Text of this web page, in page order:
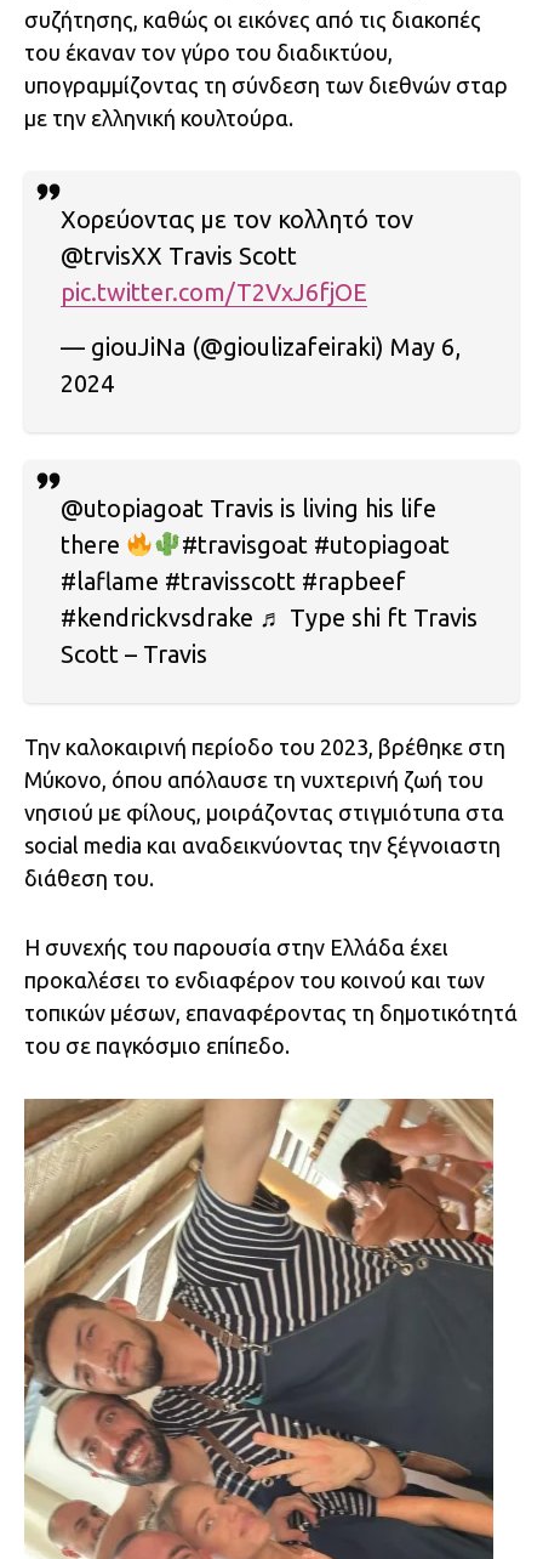
συζήτησης, καθώς οι εικόνες από τις διακοπές
του έκαναν τον γύρο του διαδικτύου,
υπογραμμίζοντας τη σύνδεση των διεθνών σταρ
με την ελληνική κουλτούρα.
Χορεύοντας με τον κολλητό τον
@trvisXX Travis Scott
pic.twitter.com/T2VxJ6fjOE
— giouJiNa (@gioulizafeiraki) May 6,
2024
@utopiagoat Travis is living his life
there
#travisgoat #utopiagoat
#laflame #travisscott #rapbeef
#kendrickvsdrake ♬ Type shi ft Travis
Scott – Travis
Την καλοκαιρινή περίοδο του 2023, βρέθηκε στη
Μύκονο, όπου απόλαυσε τη νυχτερινή ζωή του
νησιού με φίλους, μοιράζοντας στιγμιότυπα στα
social media και αναδεικνύοντας την ξέγνοιαστη
διάθεση του.
Η συνεχής του παρουσία στην Ελλάδα έχει
προκαλέσει το ενδιαφέρον του κοινού και των
τοπικών μέσων, επαναφέροντας τη δημοτικότητά
του σε παγκόσμιο επίπεδο.